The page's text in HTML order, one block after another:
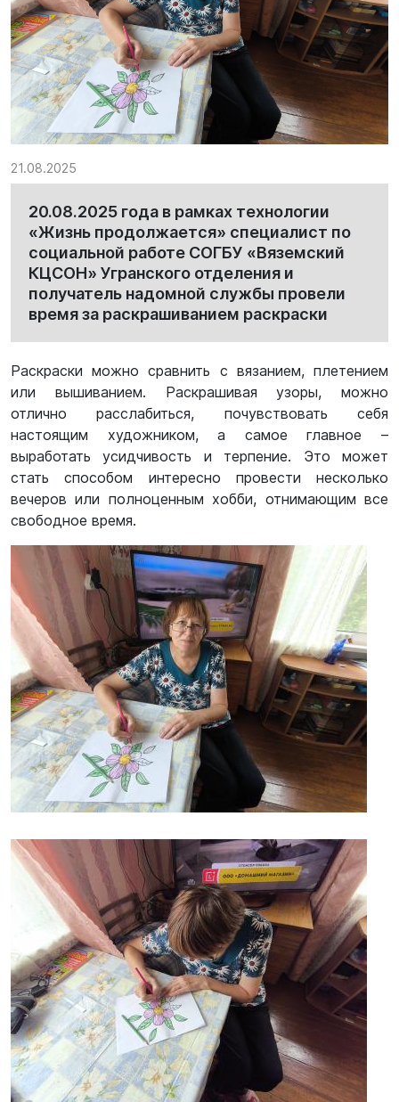
21.08.2025
20.08.2025 года в рамках технологии
«Жизнь продолжается» специалист по
социальной работе СОГБУ «Вяземский
КЦСОН» Угранского отделения и
получатель надомной службы провели
время за раскрашиванием раскраски
Раскраски можно сравнить с вязанием, плетением
или вышиванием. Раскрашивая узоры, можно
отлично расслабиться, почувствовать себя
настоящим художником, а самое главное –
выработать усидчивость и терпение. Это может
стать способом интересно провести несколько
вечеров или полноценным хобби, отнимающим все
свободное время.